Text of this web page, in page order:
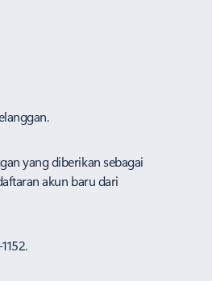
yang diberikan sebagai
akun baru dari